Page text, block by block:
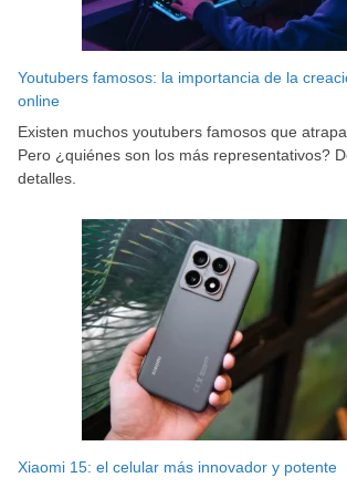
Youtubers famosos: la importancia de la
online
Existen muchos youtubers famosos que
Pero ¿quiénes son los más representativos?
detalles.
Xiaomi 15: el celular más innovador y potente